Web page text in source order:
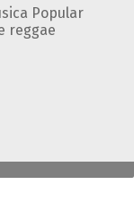
Popular
reggae